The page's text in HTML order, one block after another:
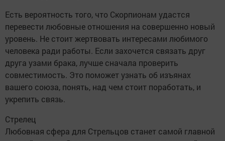
Есть вероятность того, что Скорпионам удастся
перевести любовные отношения на совершенно новый
уровень. Не стоит жертвовать интересами любимого
человека ради работы. Если захочется связать друг
друга узами брака, лучше сначала проверить
совместимость. Это поможет узнать об изъянах
вашего союза, понять, над чем стоит поработать, и
укрепить связь.
Стрелец
Любовная сфера для Стрельцов станет самой главной